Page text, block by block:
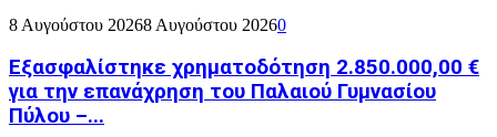
8 Αυγούστου 20268 Αυγούστου 20260
Εξασφαλίστηκε χρηματοδότηση 2.850.000,00 €
για την επανάχρηση του Παλαιού Γυμνασίου
Πύλου –...